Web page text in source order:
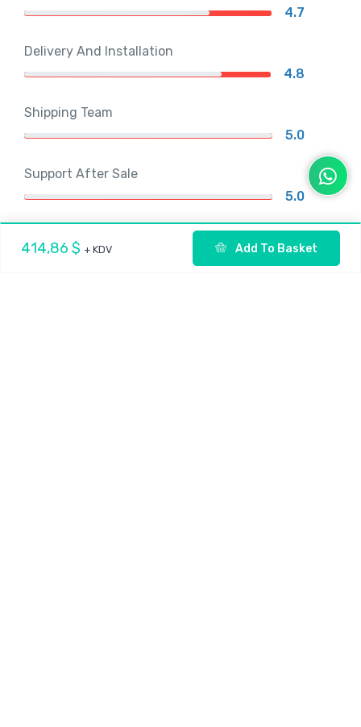
414,86 $ + KDV Add To Basket
4.7
Delivery And Installation
4.8
Shipping Team
5.0
Support After Sale
5.0